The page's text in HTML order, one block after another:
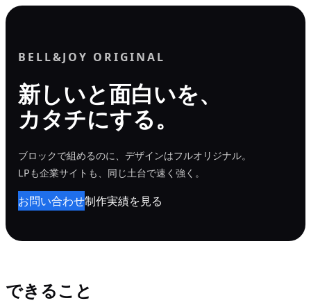
内
BELL&JOY ORIGINAL
新しいと面白いを、
カタチにする。
ブロックで組めるのに、デザインはフルオリジナル。
LPも企業サイトも、同じ土台で速く強く。
お問い合わせ制作実績を見る
できること